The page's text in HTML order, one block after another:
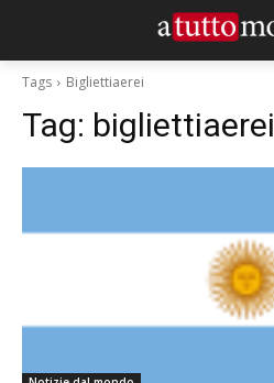
Tags Bigliettiaerei
Tag: bigliettiaerei